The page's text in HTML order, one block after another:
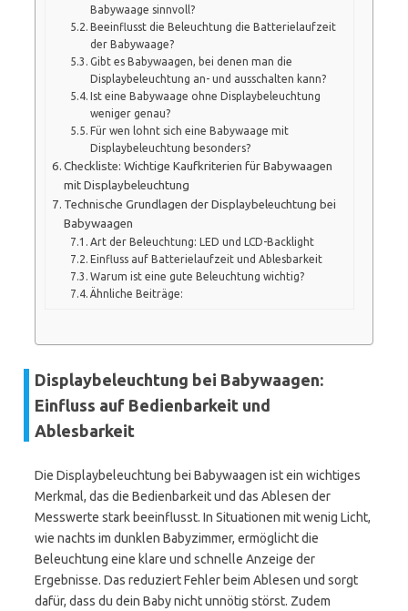
Babywaage sinnvoll?
Beeinflusst die Beleuchtung die Batterielaufzeit
der Babywaage?
Gibt es Babywaagen, bei denen man die
Displaybeleuchtung an- und ausschalten kann?
Ist eine Babywaage ohne Displaybeleuchtung
weniger genau?
Für wen lohnt sich eine Babywaage mit
Displaybeleuchtung besonders?
Checkliste: Wichtige Kaufkriterien für Babywaagen
mit Displaybeleuchtung
Technische Grundlagen der Displaybeleuchtung bei
Babywaagen
Art der Beleuchtung: LED und LCD-Backlight
Einfluss auf Batterielaufzeit und Ablesbarkeit
Warum ist eine gute Beleuchtung wichtig?
Ähnliche Beiträge:
Displaybeleuchtung bei Babywaagen:
Einfluss auf Bedienbarkeit und
Ablesbarkeit
Die Displaybeleuchtung bei Babywaagen ist ein wichtiges
Merkmal, das die Bedienbarkeit und das Ablesen der
Messwerte stark beeinflusst. In Situationen mit wenig Licht,
wie nachts im dunklen Babyzimmer, ermöglicht die
Beleuchtung eine klare und schnelle Anzeige der
Ergebnisse. Das reduziert Fehler beim Ablesen und sorgt
dafür, dass du dein Baby nicht unnötig störst. Zudem